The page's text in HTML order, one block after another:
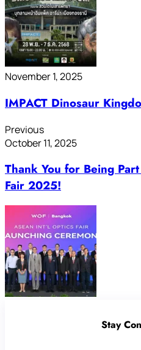
November 1, 2025
IMPACT Dinosaur
Previous
October 11, 2025
Thank You for Being
Fair 2025!
Stay